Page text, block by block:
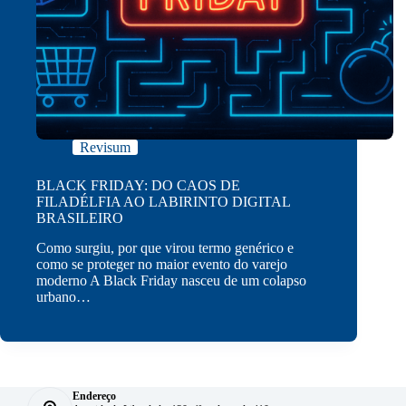
Revisum
BLACK FRIDAY: DO CAOS DE
FILADÉLFIA AO LABIRINTO DIGITAL
BRASILEIRO
Como surgiu, por que virou termo genérico e
como se proteger no maior evento do varejo
moderno A Black Friday nasceu de um colapso
urbano…
Endereço